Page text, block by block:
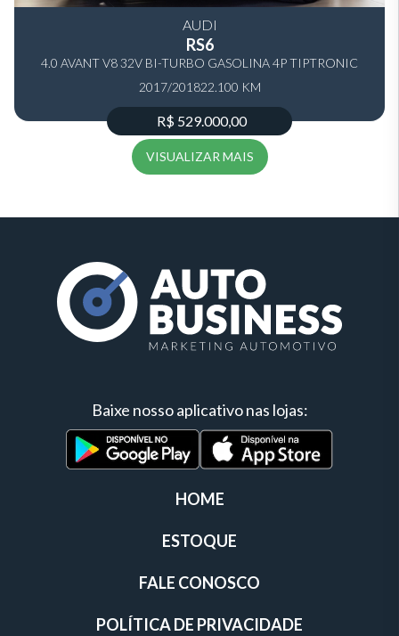
AUDI
RS6
4.0 AVANT V8 32V BI-TURBO GASOLINA 4P TIPTRONIC
2017/201822.100 KM
R$ 529.000,00
VISUALIZAR MAIS
Baixe nosso aplicativo nas lojas:
HOME
ESTOQUE
FALE CONOSCO
POLÍTICA DE PRIVACIDADE